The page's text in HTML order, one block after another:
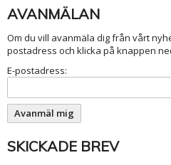
AVANMÄLAN
Om du vill avanmäla dig från vårt
postadress och klicka på knappen
E-postadress:
SKICKADE BREV